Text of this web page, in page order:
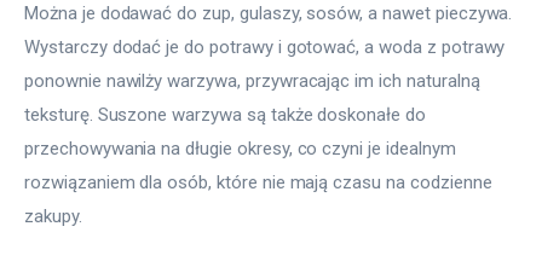
Można je dodawać do zup, gulaszy, sosów, a nawet pieczywa.
Wystarczy dodać je do potrawy i gotować, a woda z potrawy
ponownie nawilży warzywa, przywracając im ich naturalną
teksturę. Suszone warzywa są także doskonałe do
przechowywania na długie okresy, co czyni je idealnym
rozwiązaniem dla osób, które nie mają czasu na codzienne
zakupy.